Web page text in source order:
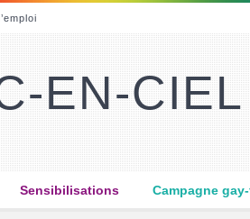
EN-CIEL
Sensibilisations Campagne